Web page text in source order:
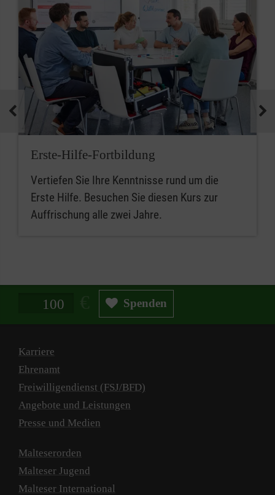
Erste-Hilfe-Fortbildung
Vertiefen Sie Ihre Kenntnisse rund um die
Erste Hilfe. Besuchen Sie diesen Kurs zur
Auffrischung alle zwei Jahre.
Spendenbetrag in Euro Spenden
Karriere
Ehrenamt
Freiwilligendienst (FSJ/BFD)
Angebote und Leistungen
Presse und Medien
Malteserorden
Malteser Jugend
Malteser International